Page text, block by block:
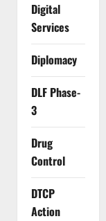
Digital
Services
Diplomacy
DLF Phase-
3
Drug
Control
DTCP
Action